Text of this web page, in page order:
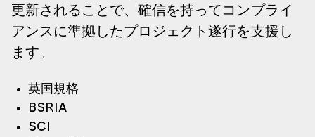
更新されることで、確信を持ってコンプライ
アンスに準拠したプロジェクト遂行を支援し
ます。
英国規格
BSRIA
SCI